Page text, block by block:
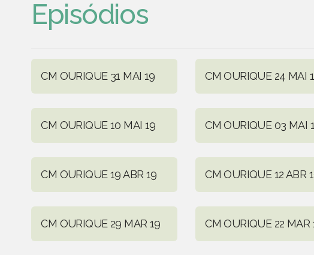
Episódios
CM OURIQUE 31 MAI 19 CM OURIQUE 24 MAI
CM OURIQUE 10 MAI 19 CM OURIQUE 03 MAI
CM OURIQUE 19 ABR 19 CM OURIQUE 12 ABR
CM OURIQUE 29 MAR 19 CM OURIQUE 22 MAR